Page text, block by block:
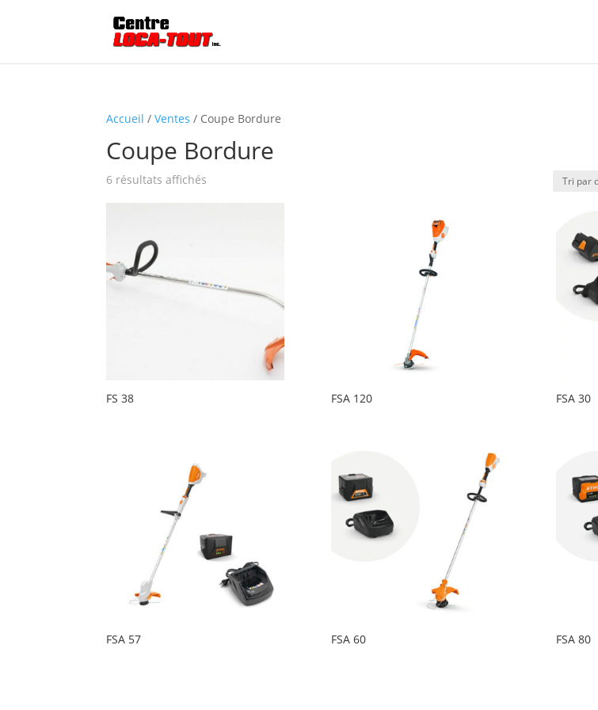
Accueil /Ventes / Coupe Bordure
Coupe Bordure
6 résultats affichés
FS 38 FSA 120 FSA 30
FSA 57 FSA 60 FSA 80